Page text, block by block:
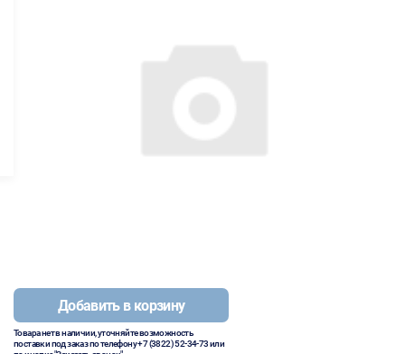
Добавить в корзину
Товара нет в наличии, уточняйте возможность
поставки под заказ по телефону+7 (3822) 52-34-73или